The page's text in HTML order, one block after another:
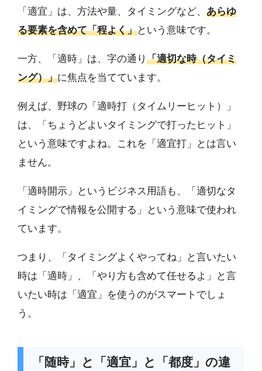
「適宜」は、方法や量、タイミングなど、 あらゆ
る要素を含めて「程よく」という意味です。
一方、「適時」は、字の通り 「適切な時（タイミ
ング）」に焦点を当てています。
例えば、野球の「適時打（タイムリーヒット）」
は、「ちょうどよいタイミングで打ったヒット」
という意味ですよね。これを「適宜打」とは言い
ません。
「適時開示」というビジネス用語も、「適切なタ
イミングで情報を公開する」という意味で使われ
ています。
つまり、「タイミングよくやってね」と言いたい
時は「適時」、「やり方も含めて任せるよ」と言
いたい時は「適宜」を使うのがスマートでしょ
う。
「随時」と「適宜」と「都度」の違